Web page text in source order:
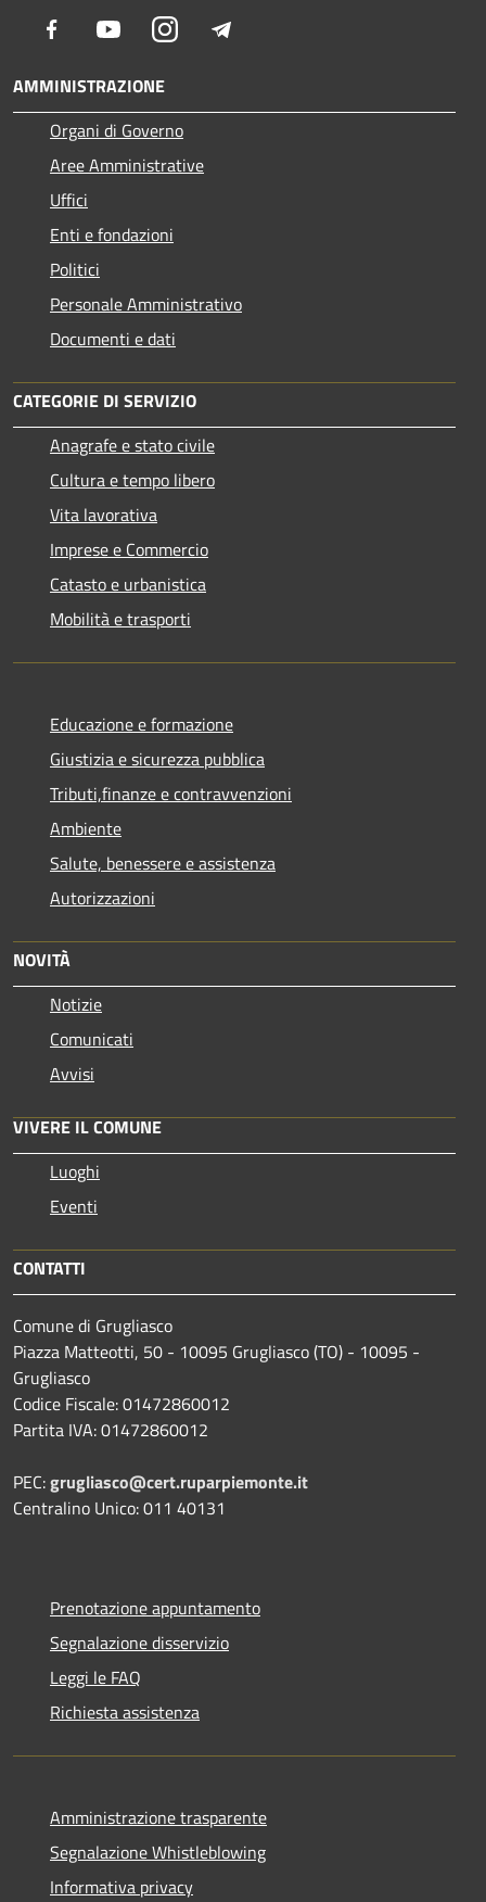
Facebook YoutubeInstagram
AMMINISTRAZIONE
Organi di Governo
Aree Amministrative
Uffici
Enti e fondazioni
Politici
Personale Amministrativo
Documenti e dati
CATEGORIE DI SERVIZIO
Anagrafe e stato civile
Cultura e tempo libero
Vita lavorativa
Imprese e Commercio
Catasto e urbanistica
Mobilità e trasporti
Educazione e formazione
Giustizia e sicurezza pubblica
Tributi,finanze e contravvenzioni
Ambiente
Salute, benessere e assistenza
Autorizzazioni
NOVITÀ
Notizie
Comunicati
Avvisi
VIVERE IL COMUNE
Luoghi
Eventi
CONTATTI
Comune di Grugliasco
Piazza Matteotti, 50 - 10095 Grugliasco (TO) - 10095 -
Grugliasco
Codice Fiscale: 01472860012
Partita IVA: 01472860012
PEC:grugliasco@cert.ruparpiemonte.it
Centralino Unico: 011 40131
Prenotazione appuntamento
Segnalazione disservizio
Leggi le FAQ
Richiesta assistenza
Amministrazione trasparente
Segnalazione Whistleblowing
Informativa privacy